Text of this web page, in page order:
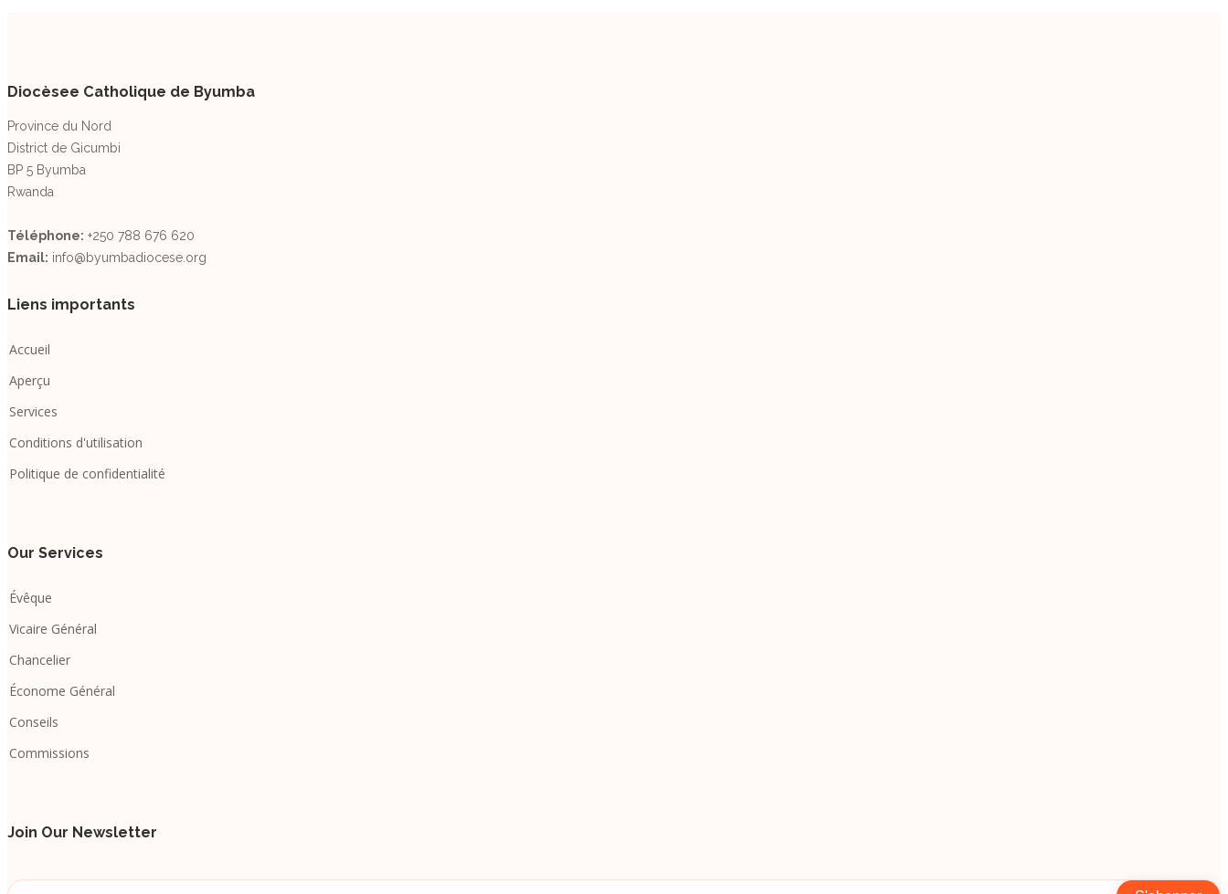
Diocèsee Catholique de Byumba
Province du Nord
District de Gicumbi
BP 5 Byumba
Rwanda
Téléphone: +250 788 676 620
Email: info@byumbadiocese.org
Liens importants
Accueil
Aperçu
Services
Conditions d'utilisation
Politique de confidentialité
Our Services
Évêque
Vicaire Général
Chancelier
Économe Général
Conseils
Commissions
Join Our Newsletter